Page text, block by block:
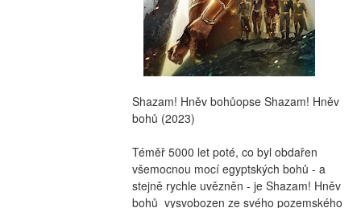
Shazam! Hněv bohůopse Shazam! Hněv
bohů (2023)
Téměř 5000 let poté, co byl obdařen
všemocnou mocí egyptských bohů - a
stejně rychle uvězněn - je Shazam! Hněv
bohů  vysvobozen ze svého pozemského